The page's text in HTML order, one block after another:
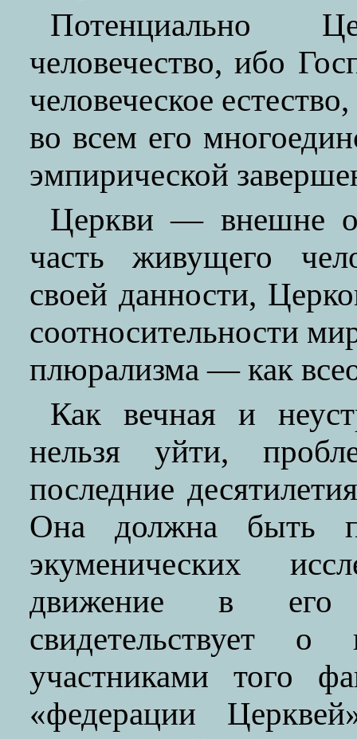
Потенциально
человечество, ибо
человеческое
во всем его
эмпирической
Церкви — внешне
часть живущего
своей данности,
соотносительности
плюрализма — как
Как вечная и
нельзя уйти,
последние
Она должна быть
экуменических
движение в его
свидетельствует
участниками того
«федерации